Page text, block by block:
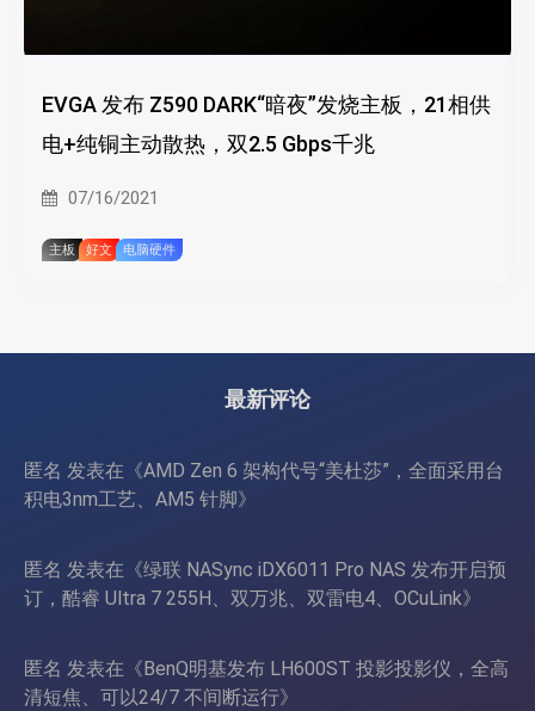
EVGA 发布 Z590 DARK“暗夜”发烧主板，21相供
电+纯铜主动散热，双2.5 Gbps千兆
07/16/2021
主板 好文 电脑硬件
最新评论
匿名 发表在《AMD Zen 6 架构代号“美杜莎”，全面采用台
积电3nm工艺、AM5 针脚》
匿名 发表在《绿联 NASync iDX6011 Pro NAS 发布开启预
订，酷睿 Ultra 7 255H、双万兆、双雷电4、OCuLink》
匿名 发表在《 BenQ明基发布 LH600ST 投影投影仪，全高
清短焦、可以24/7 不间断运行》